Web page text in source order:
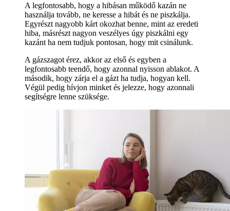
A legfontosabb, hogy a hibásan működő kazán ne
használja tovább, ne keresse a hibát és ne piszkálja.
Egyrészt nagyobb kárt okozhat benne, mint az eredeti
hiba, másrészt nagyon veszélyes úgy piszkálni egy
kazánt ha nem tudjuk pontosan, hogy mit csinálunk.
A gázszagot érez, akkor az első és egyben a
legfontosabb teendő, hogy azonnal nyisson ablakot. A
második, hogy zárja el a gázt ha tudja, hogyan kell.
Végül pedig hívjon minket és jelezze, hogy azonnali
segítségre lenne szüksége.